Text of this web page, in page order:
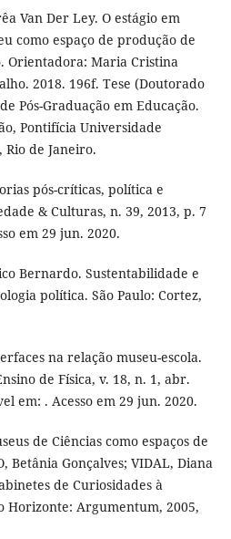
Van Der Ley. O estágio em
como espaço de produção de
Orientadora: Maria Cristina
2018. 196f. Tese (Doutorado
Pós-Graduação em Educação.
Pontifícia Universidade
Rio de Janeiro.
pós-críticas, política e
& Culturas, n. 39, 2013, p. 7
em 29 jun. 2020.
Bernardo. Sustentabilidade e
política. São Paulo: Cortez,
na relação museu-escola.
de Física, v. 18, n. 1, abr.
em: . Acesso em 29 jun. 2020.
de Ciências como espaços de
Betânia Gonçalves; VIDAL, Diana
de Curiosidades à
Horizonte: Argumentum, 2005,